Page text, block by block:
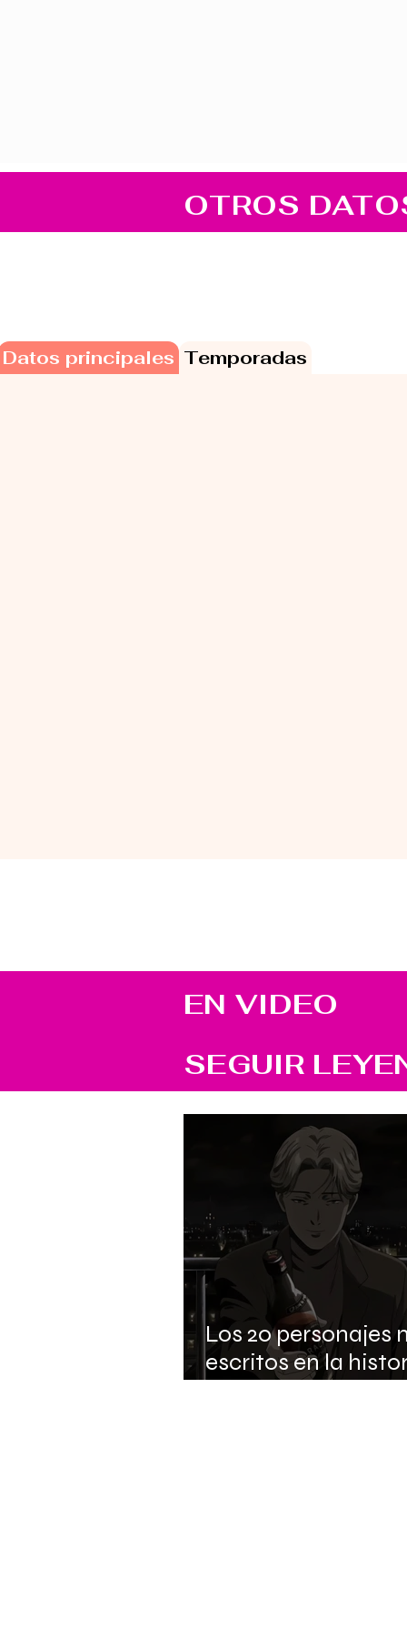
OTROS
Datos principales Temporadas
EN VIDEO
SEGUIR
Los 20 personajes
escritos en la